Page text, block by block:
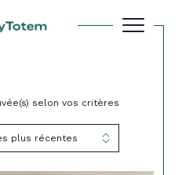
selon vos critères
plus récentes